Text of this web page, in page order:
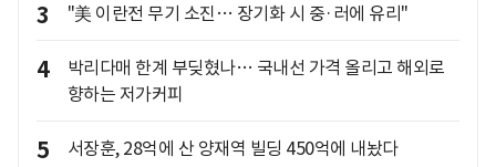
3 "美 이란전 무기 소진… 장기화 시 중·러에 유리"
4
박리다매 한계 부딪혔나… 국내선 가격 올리고 해외로
향하는 저가커피
5 서장훈, 28억에 산 양재역 빌딩 450억에 내놨다